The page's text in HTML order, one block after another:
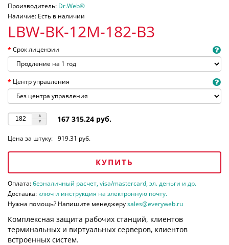
Производитель: Dr.Web®
Наличие: Есть в наличии
LBW-BK-12M-182-B3
Срок лицензии
Центр управления
167 315.24 руб.
Цена за штуку: 919.31 руб.
КУПИТЬ
Оплата:безналичный расчет, visa/mastercard, эл. деньги и др.
Доставка: ключ и инструкция на электронную почту.
Нужна помощь? Напишите менеджеруsales@everyweb.ru
Комплексная защита рабочих станций, клиентов
терминальных и виртуальных серверов, клиентов
встроенных систем.